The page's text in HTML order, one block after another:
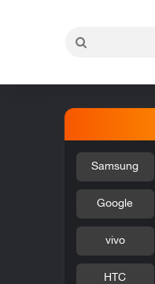
Samsung
Google
vivo
HTC